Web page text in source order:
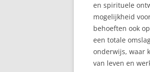
en spirituele
mogelijkheid
behoeften ook
een totale
onderwijs, waar
van leven en